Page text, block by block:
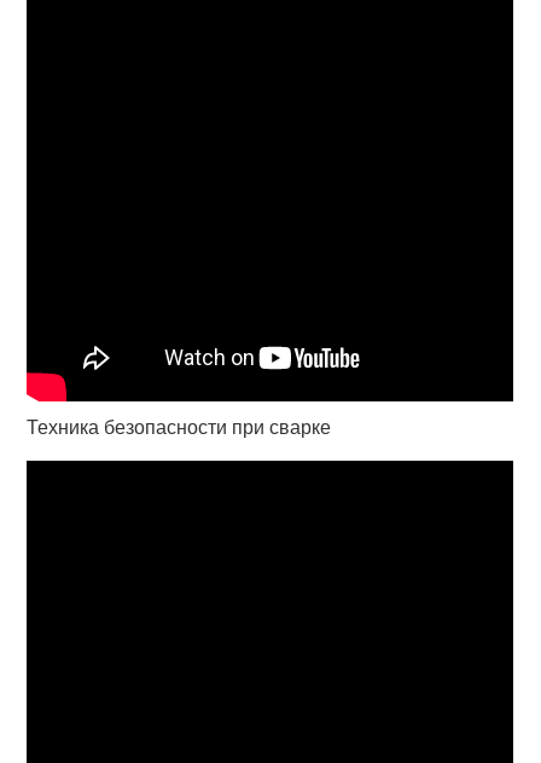
Техника безопасности при сварке